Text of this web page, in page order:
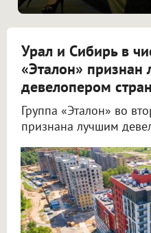
Урал и Сибирь в
«Эталон» признан
девелопером
Группа «Эталон» во
признана лучшим